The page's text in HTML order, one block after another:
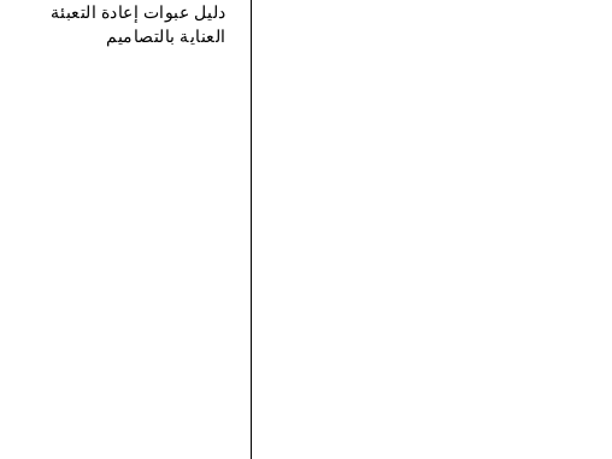
دليل عبوات إعادة التعبئة
العناية بالتصاميم